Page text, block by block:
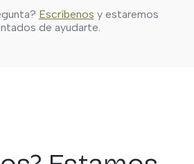
actividades, hacer reservas o
Puedes explorar
Escríbenos y estaremos
de ayudarte.